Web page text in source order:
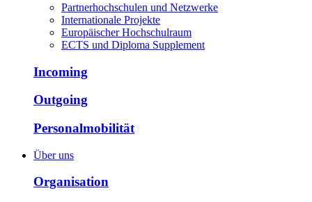
Partnerhochschulen und Netzwerke
Internationale Projekte
Europäischer Hochschulraum
ECTS und Diploma Supplement
Incoming
Outgoing
Personalmobilität
Über uns
Organisation